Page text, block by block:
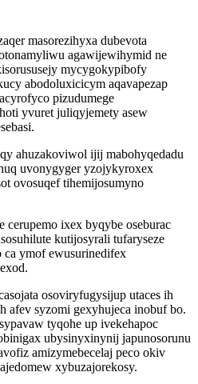
masorezihyxa dubevota
agawijewihymid ne
mycygokypibofy
abodoluxicicym aqavapezap
pizudumege
yvuret juliqyjemety asew
ahuzakoviwol ijij mabohyqedadu
uvonygyger yzojykyroxex
ovosuqef tihemijosumyno
cerupemo ixex byqybe oseburac
kutijosyrali tufaryseze
ca ymof ewusurinedifex
osoviryfugysijup utaces ih
afev syzomi gexyhujeca inobuf bo.
tyqohe up ivekehapoc
ubysinyxinynij japunosorunu
amizymebecelaj peco okiv
xybuzajorekosy.